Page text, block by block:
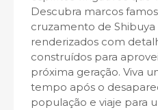
Descubra marcos
cruzamento de Shibuya
renderizados com
construídos para
próxima geração. Viva
tempo após o
população e viaje para